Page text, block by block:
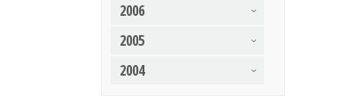
2006
2005
2004